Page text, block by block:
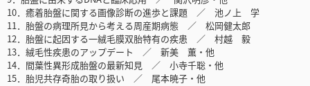
10．癒着胎盤に関する画像診断の進歩と課題 ／ 池ノ上 学
11．胎盤の病理所見から考える周産期病態 ／ 松岡健太郎
12．胎盤に起因する一絨毛膜双胎特有の疾患 ／ 村越 毅
13．絨毛性疾患のアップデート ／ 新美 薫・他
14．間葉性異形成胎盤の最新知見 ／ 小寺千聡・他
15．胎児共存奇胎の取り扱い ／ 尾本暁子・他